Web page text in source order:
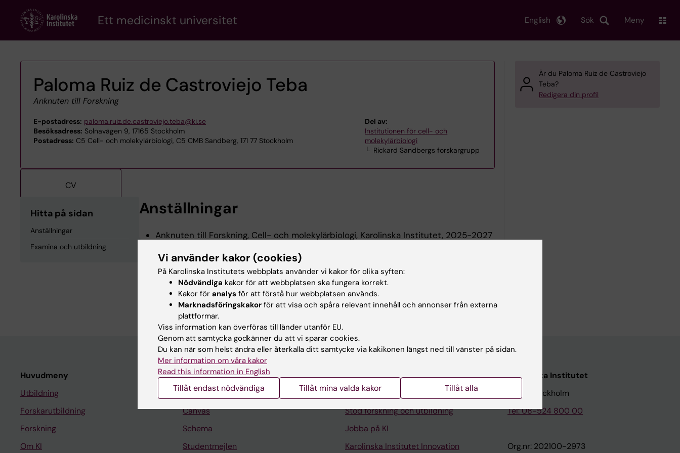
content
Ett medicinskt universitet Sök
English Meny
Paloma Ruiz de Castroviejo Teba
Anknuten till Forskning
E-postadress: paloma.ruiz.de.castroviejo.teba@ki.se
Besöksadress: Solnavägen 9, 17165 Stockholm
Postadress: C5 Cell- och molekylärbiologi, C5 CMB Sandberg, 171 77 Stockholm
Del av:
Institutionen för cell- och
molekylärbiologi
Rickard Sandbergs forskargrupp
CV
Hitta på sidan
Anställningar
Examina och utbildning
Anställningar
Anknuten till Forskning, Cell- och molekylärbiologi, Karolinska Institutet, 2025-2027
Examina och utbildning
Medicine Masterexamen, Karolinska Institutet, 2022
Är du Paloma Ruiz de Castroviejo
Teba?
Redigera din profil
Huvudmeny
Utbildning
Forskarutbildning
Forskning
Om KI
Student
Ladok
Canvas
Schema
Studentmejlen
Kontakta och besök KI
Universitetsbiblioteket
Stöd forskning och utbildning
Jobba på KI
Karolinska Institutet Innovation
Karolinska Institutet
171 77 Stockholm
Tel: 08-524 800 00
Org.nr: 202100-2973
Vi använder kakor (cookies)
På Karolinska Institutets webbplats använder vi kakor för olika syften:
Nödvändiga kakor för att webbplatsen ska fungera korrekt.
Kakor för analys för att förstå hur webbplatsen används.
Marknadsföringskakor för att visa och spåra relevant innehåll och annonser från externa
plattformar.
Viss information kan överföras till länder utanför EU.
Genom att samtycka godkänner du att vi sparar cookies.
Du kan när som helst ändra eller återkalla ditt samtycke via kakikonen längst ned till vänster på sidan.
Mer information om våra kakor
Read this information in English
Tillåt endast nödvändiga Tillåt mina valda kakor Tillåt alla